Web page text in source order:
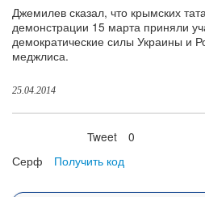
Джемилев сказал, что крымских
демонстрации 15 марта приняли
демократические силы Украины и
меджлиса.
25.04.2014
Tweet
0
Серф
Получить код